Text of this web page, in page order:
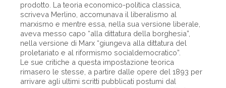
prodotto. La teoria economico-politica classica,
scriveva Merlino, accomunava il liberalismo al
marxismo e mentre essa, nella sua versione liberale,
aveva messo capo “alla dittatura della borghesia”,
nella versione di Marx “giungeva alla dittatura del
proletariato e al riformismo socialdemocratico”.
Le sue critiche a questa impostazione teorica
rimasero le stesse, a partire dalle opere del 1893 per
arrivare agli ultimi scritti pubblicati postumi dal